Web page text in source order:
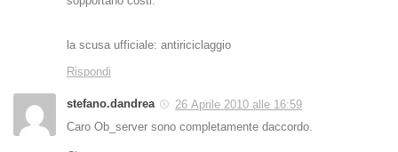
la scusa ufficiale: antiriciclaggio
Rispondi
stefano.dandrea
26 Aprile 2010 alle 16:59
Caro Ob_server sono completamente daccordo.